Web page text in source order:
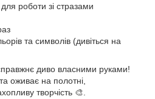
роботи зі стразами
та символів (дивіться на
диво власними руками!
оживає на полотні,
творчість 🎨.